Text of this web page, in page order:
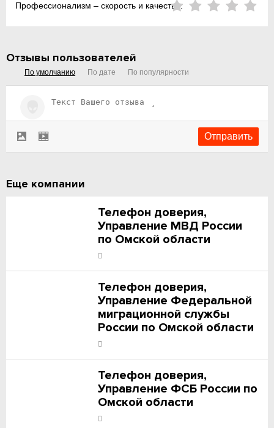
Профессионализм – скорость и качество:
Отзывы пользователей
По умолчанию По дате По популярности
Еще компании
Телефон доверия,
Управление МВД России
по Омской области
Телефон доверия,
Управление Федеральной
миграционной службы
России по Омской области
Телефон доверия,
Управление ФСБ России по
Омской области